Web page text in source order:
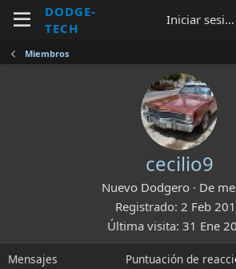
DODGE-
TECH
Iniciar sesión
Miembros
cecilio9
Nuevo Dodgero · De
Registrado 2 Feb
Última visita 31 Ene
Mensajes Puntuación de